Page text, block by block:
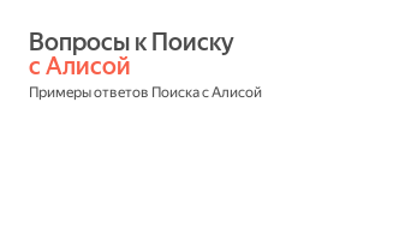
с Алисой
Примеры ответов Поиска с Алисой